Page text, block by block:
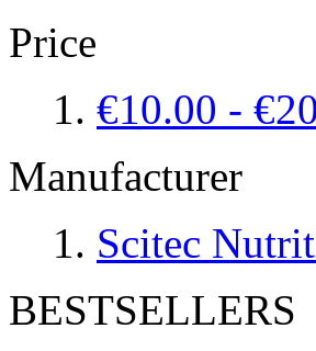
Price
€10.00 -
Manufacturer
Scitec
BESTSELLERS